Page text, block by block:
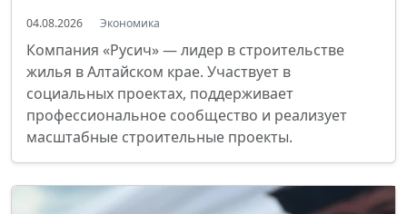
04.08.2026 Экономика
Компания «Русич» — лидер в строительстве
жилья в Алтайском крае. Участвует в
социальных проектах, поддерживает
профессиональное сообщество и реализует
масштабные строительные проекты.